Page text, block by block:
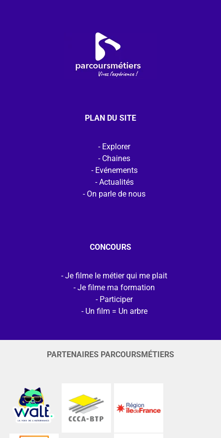
PLAN DU SITE
Explorer
Chaines
Evénements
Actualités
On parle de nous
CONCOURS
Je filme le métier qui me plait
Je filme ma formation
Participer
Un film = Un arbre
PARTENAIRES PARCOURSMÉTIERS